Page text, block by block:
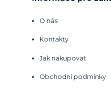
O nás
Kontakty
Jak nakupovat
Obchodní podmínky